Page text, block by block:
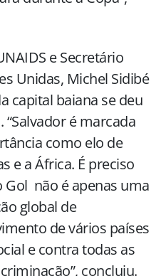
e Secretário
Unidas, Michel Sidibé
capital baiana se deu
é marcada
como elo de
e a África. É preciso
Gol não é apenas uma
global de
de vários países
e contra todas as
concluiu.